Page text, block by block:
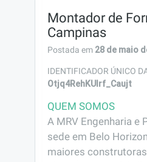
Montador de
Campinas
Postada em 28 de maio
IDENTIFICADOR ÚNICO
Otjq4RehKUlrf_Caujt
QUEM SOMOS
A MRV Engenharia e
sede em Belo
maiores